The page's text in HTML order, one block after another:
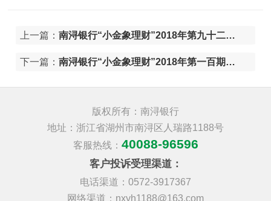
上一篇： 南浔银行“小金象理财”2018年第九十二期（总第143期）人民币理财产品清算报告
下一篇： 南浔银行“小金象理财”2018年第一百期（总第151期）人民币理财产品清算报告
版权所有：南浔银行
地址：浙江省湖州市南浔区人瑞路1188号
客服热线： 40088-96596
客户投诉受理渠道：
电话渠道：0572-3917367
网络渠道：nxyh1188@163.com